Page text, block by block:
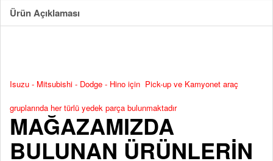
Ürün Açıklaması
Isuzu - Mitsubishi - Dodge - Hino için Pick-up ve Kamyonet araç
gruplarında her türlü yedek parça bulunmaktadır
MAĞAZAMIZDA
BULUNAN ÜRÜNLERİN